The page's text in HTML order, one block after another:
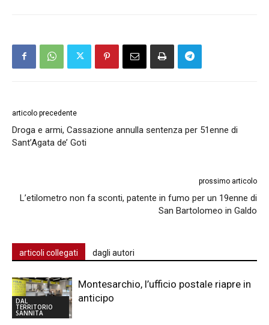
articolo precedente
Droga e armi, Cassazione annulla sentenza per 51enne di
Sant’Agata de’ Goti
prossimo articolo
L’etilometro non fa sconti, patente in fumo per un 19enne di
San Bartolomeo in Galdo
articoli collegati dagli autori
DAL
TERRITORIO
SANNITA
Montesarchio, l’ufficio postale riapre in
anticipo